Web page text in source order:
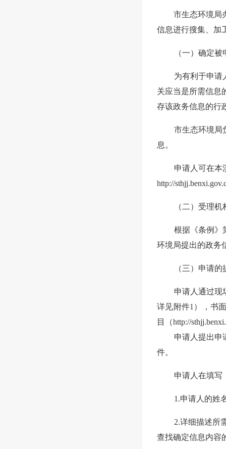
市生态环境局
信息进行搜集、加
（一）确定
为有利于申请
关应当是所需信息
存该政务信息的行
市生态环境局
息。
申请人可在本
http://
（二）受理机
根据《条例》
环境局提出的政务
（三）申请的
申请人通过现
详见附件1），书
目（http://
申请人提出申
件。
申请人在填写
1.申请人的姓
2.详细描述所
查找确定信息内容